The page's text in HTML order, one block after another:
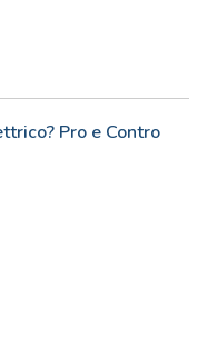
Pro e Contro